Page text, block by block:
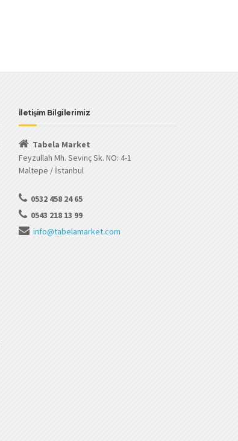
İletişim Bilgilerimiz
Tabela Market
Feyzullah Mh. Sevinç Sk. NO: 4-1
Maltepe / İstanbul
0532 458 24 65
0543 218 13 99
info@tabelamarket.com